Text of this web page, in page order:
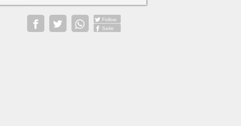
Follow
Seite